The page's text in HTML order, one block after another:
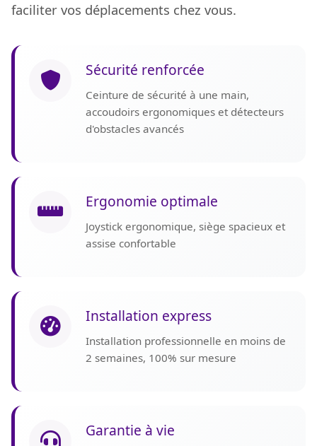
faciliter vos déplacements chez vous.
Sécurité renforcée
Ceinture de sécurité à une main,
accoudoirs ergonomiques et détecteurs
d'obstacles avancés
Ergonomie optimale
Joystick ergonomique, siège spacieux et
assise confortable
Installation express
Installation professionnelle en moins de
2 semaines, 100% sur mesure
Garantie à vie